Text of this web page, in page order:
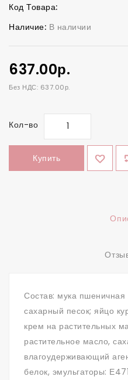
Код Товара:
Наличие: В наличии
637.00р.
Без НДС: 637.00р.
Кол-во
Купить
Состав: мука
сахарный песок; яйцо
крем на растительных
растительное масло,
влагоудерживающий
белок, эмульгаторы: